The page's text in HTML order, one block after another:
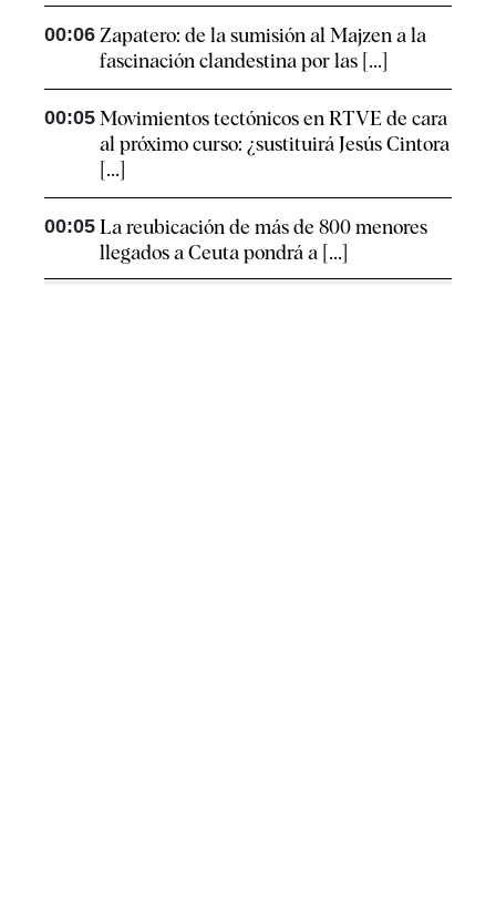
00:06 Zapatero: de la sumisión al Majzen a la
fascinación clandestina por las [...]
00:05 Movimientos tectónicos en RTVE de cara
al próximo curso: ¿sustituirá Jesús Cintora
[...]
00:05 La reubicación de más de 800 menores
llegados a Ceuta pondrá a [...]